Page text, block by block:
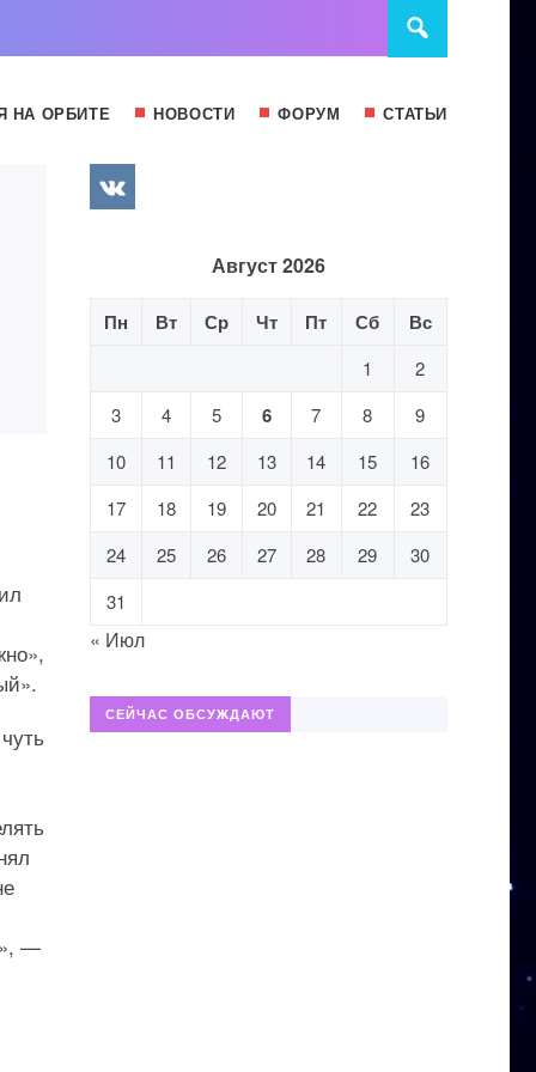
НА ОРБИТЕ НОВОСТИ ФОРУМ СТАТЬИ
—
Август 2026
Пн Вт Ср Чт Пт Сб Вс
1
2
3
4 5 6 7 8
9
10
11 12 13 14 15
16
17
18 19 20 21 22
23
24
25 26 27 28 29
30
31
« Июл
СЕЙЧАС ОБСУЖДАЮТ